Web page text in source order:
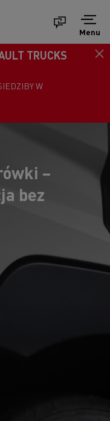
Menu
TRUCKS
W
–
bez